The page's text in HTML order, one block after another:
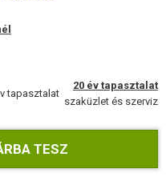
20 év tapasztalat
szaküzlet és szerviz